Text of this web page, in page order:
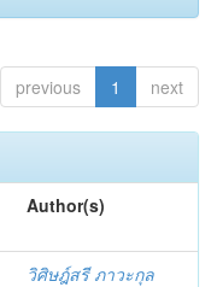
previous 1 next
Author(s)
วิศิษฎ์สรี ภาวะกุล